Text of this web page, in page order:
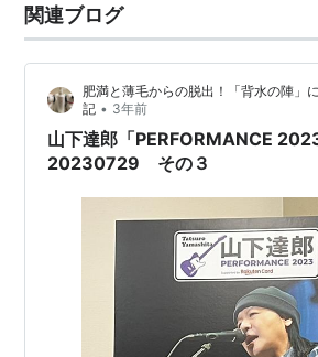
関連ブログ
肥満と薄毛からの脱出！「背水の陣」
記 • 3年前
山下達郎「PERFORMANCE
20230729 その３